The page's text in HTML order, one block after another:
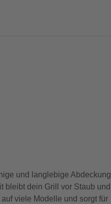
und langlebige Abdeckung
bleibt dein Grill vor Staub und
viele Modelle und sorgt für